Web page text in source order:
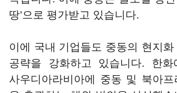
땅’으로 평가받고 있습니다.
이에 국내 기업들도 중동의 현지
공략을 강화하고 있습니다. 한화
사우디아라비아에 중동 및 북아프